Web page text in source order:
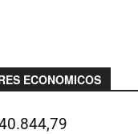
ECONOMICOS